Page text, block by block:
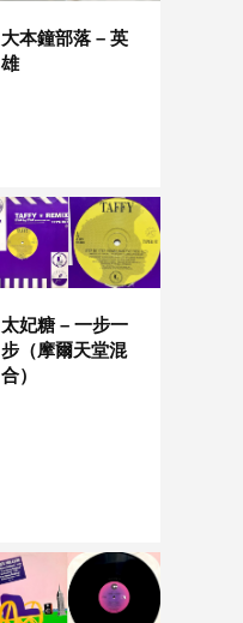
大本鐘部落 – 英
雄
太妃糖 – 一步一
步（摩爾天堂混
合）